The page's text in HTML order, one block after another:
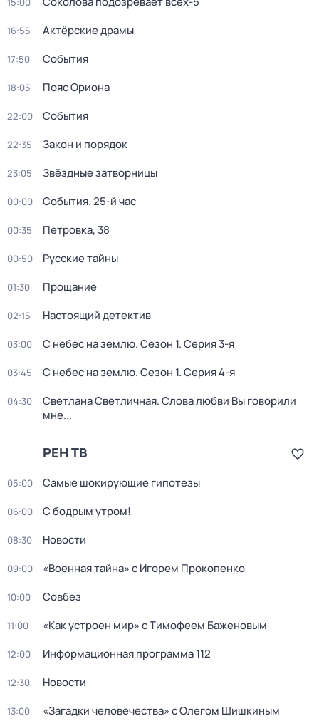
16:55 Актёрские драмы
17:50 События
18:05 Пояс Ориона
22:00 События
22:35 Закон и порядок
23:05 Звёздные затворницы
00:00 События. 25-й час
00:35 Петровка, 38
00:50 Русские тайны
01:30 Прощание
02:15 Настоящий детектив
03:00 С небес на землю. Сезон 1. Серия 3-я
03:45 С небес на землю. Сезон 1. Серия 4-я
04:30
Светлана Светличная. Слова любви Вы говорили
мне...
РЕН ТВ
05:00 Самые шoкиpующие гипотезы
06:00 С бодрым утром!
08:30 Новости
09:00 «Военная тайна» с Игорем Прокопенко
10:00 Совбез
11:00 «Как устроен мир» с Тимофеем Баженовым
12:00 Информационная программа 112
12:30 Новости
13:00 «Загадки человечества» с Олегом Шишкиным